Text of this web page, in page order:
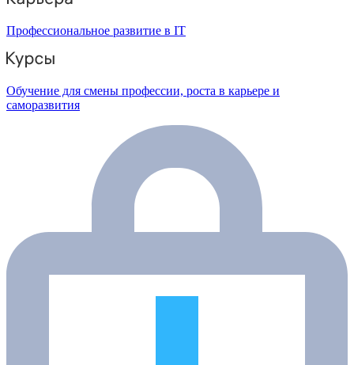
Профессиональное развитие в IT
Обучение для смены профессии, роста в карьере и
саморазвития